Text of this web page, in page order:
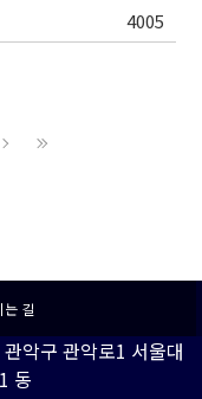
4005
는 길
악구 관악로1 서울대
동